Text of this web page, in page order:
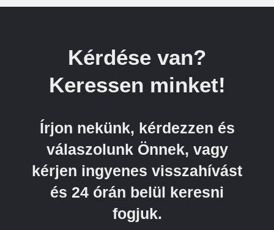
Kérdése van?
Keressen minket!
Írjon nekünk, kérdezzen és
válaszolunk Önnek, vagy
kérjen ingyenes visszahívást
és 24 órán belül keresni
fogjuk.